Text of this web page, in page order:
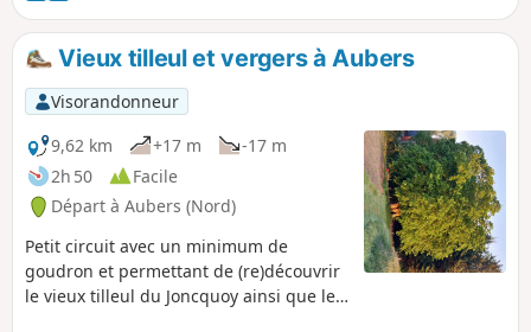
Vieux tilleul et vergers à Aubers
Visorandonneur
9,62 km
+17 m
-17 m
2h 50
Facile
Départ à Aubers (Nord)
Petit circuit avec un minimum de
goudron et permettant de (re)découvrir
le vieux tilleul du Joncquoy ainsi que les